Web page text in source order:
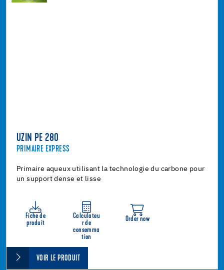
UZIN PE 280
PRIMAIRE EXPRESS
Primaire aqueux utilisant la technologie du carbone pour
un support dense et lisse
Fiche de
produit
Calculateu
r de
consomma
tion
Order now
VOIR LE PRODUIT